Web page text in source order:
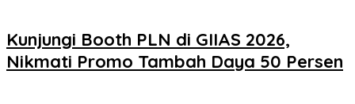
Kunjungi Booth PLN di GIIAS 2026,
Nikmati Promo Tambah Daya 50 Persen